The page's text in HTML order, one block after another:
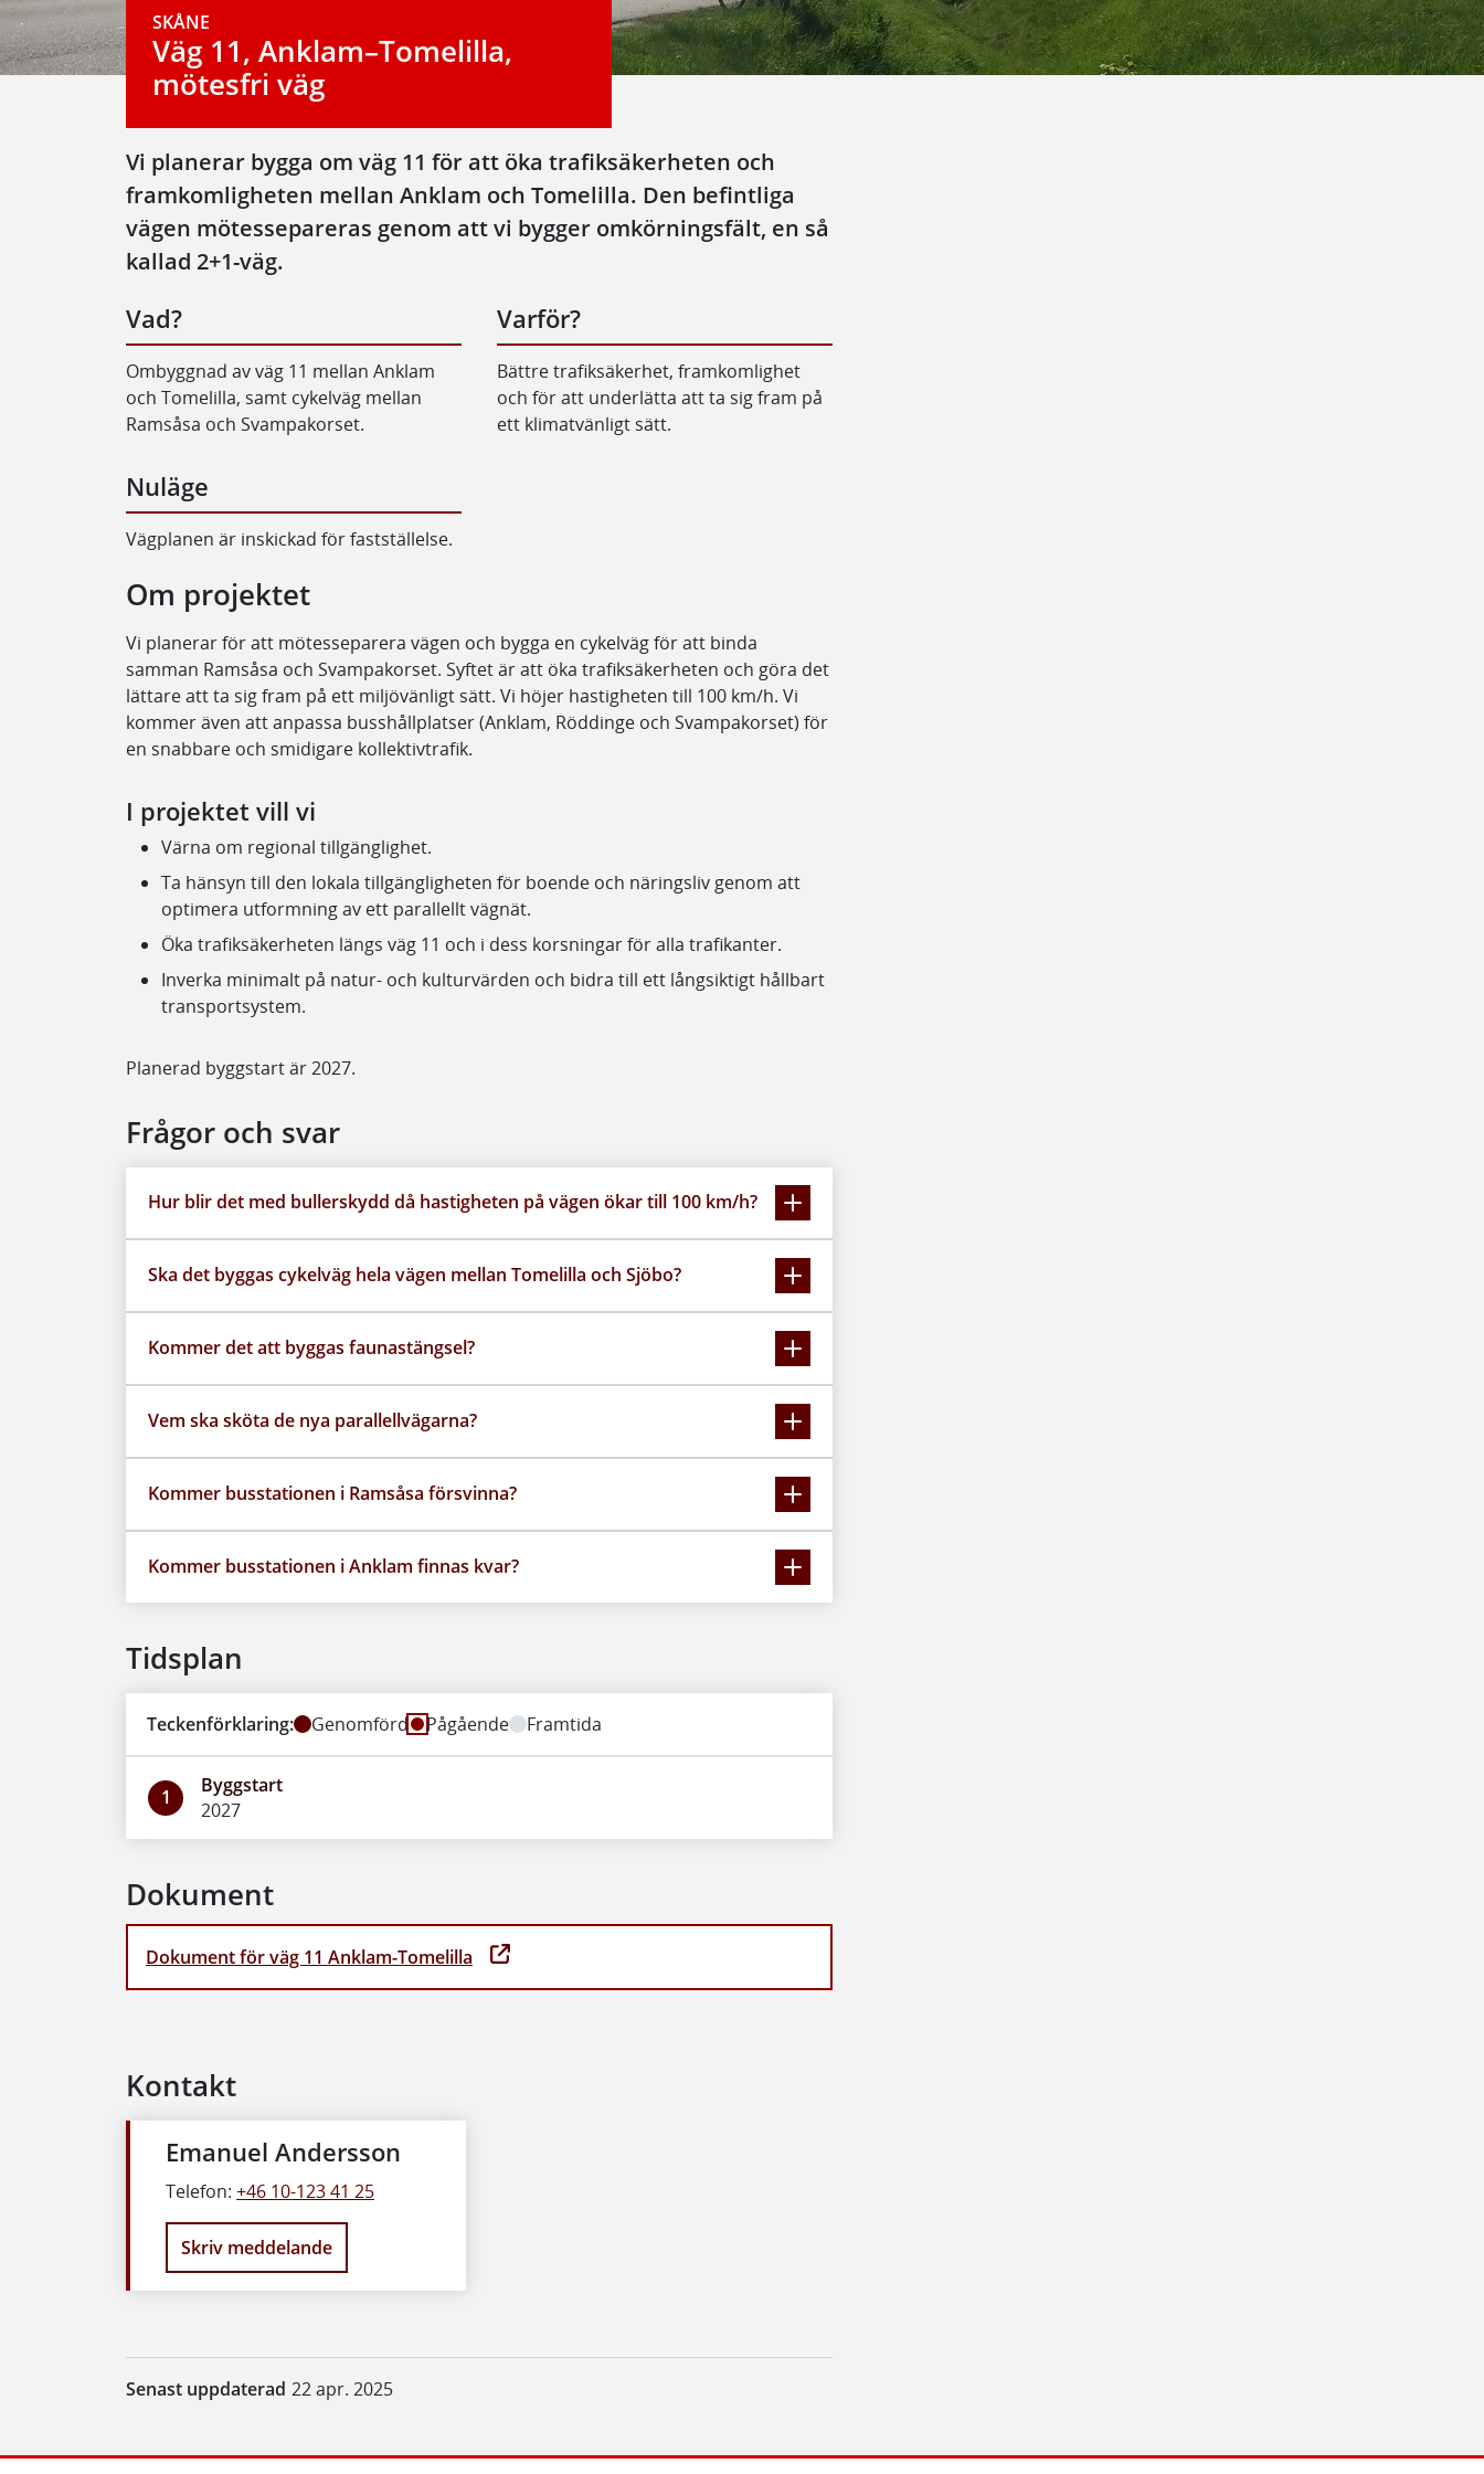
SKÅNE
Väg 11, Anklam–Tomelilla,
mötesfri väg
Vi planerar bygga om väg 11 för att öka trafiksäkerheten och
framkomligheten mellan Anklam och Tomelilla. Den befintliga
vägen mötessepareras genom att vi bygger omkörningsfält, en så
kallad 2+1-väg.
Vad?
Ombyggnad av väg 11 mellan Anklam
och Tomelilla, samt cykelväg mellan
Ramsåsa och Svampakorset.
Varför?
Bättre trafiksäkerhet, framkomlighet
och för att underlätta att ta sig fram på
ett klimatvänligt sätt.
Nuläge
Vägplanen är inskickad för fastställelse.
Om projektet
Vi planerar för att mötesseparera vägen och bygga en cykelväg för att binda
samman Ramsåsa och Svampakorset. Syftet är att öka trafiksäkerheten och göra det
lättare att ta sig fram på ett miljövänligt sätt. Vi höjer hastigheten till 100 km/h. Vi
kommer även att anpassa busshållplatser (Anklam, Röddinge och Svampakorset) för
en snabbare och smidigare kollektivtrafik.
I projektet vill vi
Värna om regional tillgänglighet.
Ta hänsyn till den lokala tillgängligheten för boende och näringsliv genom att
optimera utformning av ett parallellt vägnät.
Öka trafiksäkerheten längs väg 11 och i dess korsningar för alla trafikanter.
Inverka minimalt på natur- och kulturvärden och bidra till ett långsiktigt hållbart
transportsystem.
Planerad byggstart är 2027.
Frågor och svar
Hur blir det med bullerskydd då hastigheten på vägen ökar till 100 km/h?
Ska det byggas cykelväg hela vägen mellan Tomelilla och Sjöbo?
Kommer det att byggas faunastängsel?
Vem ska sköta de nya parallellvägarna?
Kommer busstationen i Ramsåsa försvinna?
Kommer busstationen i Anklam finnas kvar?
Tidsplan
Teckenförklaring: Genomförd Pågående Framtida
1
Byggstart
2027
Dokument
Dokument för väg 11 Anklam-Tomelilla
Kontakt
Emanuel Andersson
Telefon: +46 10-123 41 25
Skriv meddelande
Senast uppdaterad 22 apr. 2025